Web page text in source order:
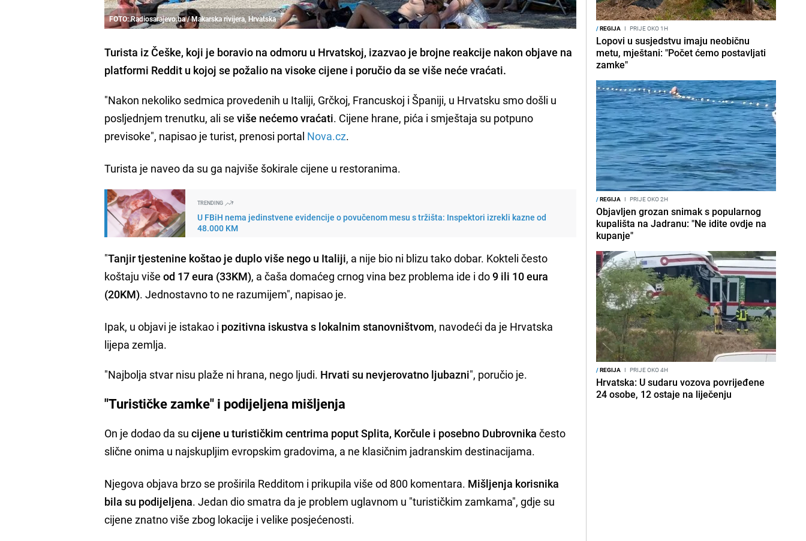
FOTO: Radiosarajevo.ba / Makarska rivijera, Hrvatska
Turista iz Češke, koji je boravio na odmoru u Hrvatskoj, izazvao je brojne reakcije nakon objave na
platformi Reddit u kojoj se požalio na visoke cijene i poručio da se više neće vraćati.
"Nakon nekoliko sedmica provedenih u Italiji, Grčkoj, Francuskoj i Španiji, u Hrvatsku smo došli u
posljednjem trenutku, ali se više nećemo vraćati. Cijene hrane, pića i smještaja su potpuno
previsoke", napisao je turist, prenosi portal Nova.cz.
Turista je naveo da su ga najviše šokirale cijene u restoranima.
TRENDING
U FBiH nema jedinstvene evidencije o povučenom mesu s tržišta: Inspektori izrekli kazne od
48.000 KM
"Tanjir tjestenine koštao je duplo više nego u Italiji, a nije bio ni blizu tako dobar. Kokteli često
koštaju višeod 17 eura (33KM), a čaša domaćeg crnog vina bez problema ide i do9 ili 10 eura
(20KM). Jednostavno to ne razumijem", napisao je.
Ipak, u objavi je istakao i pozitivna iskustva s lokalnim stanovništvom, navodeći da je Hrvatska
lijepa zemlja.
"Najbolja stvar nisu plaže ni hrana, nego ljudi. Hrvati su nevjerovatno ljubazni", poručio je.
"Turističke zamke" i podijeljena mišljenja
On je dodao da sucijene u turističkim centrima poput Splita, Korčule i posebno Dubrovnika često
slične onima u najskupljim evropskim gradovima, a ne klasičnim jadranskim destinacijama.
Njegova objava brzo se proširila Redditom i prikupila više od 800 komentara. Mišljenja korisnika
bila su podijeljena. Jedan dio smatra da je problem uglavnom u "turističkim zamkama", gdje su
cijene znatno više zbog lokacije i velike posjećenosti.
/REGIJA I PRIJE OKO 1H
Lopovi u susjedstvu imaju neobičnu
metu, mještani: "Počet ćemo postavljati
zamke"
/REGIJA I PRIJE OKO 2H
Objavljen grozan snimak s popularnog
kupališta na Jadranu: "Ne idite ovdje na
kupanje"
/REGIJA I PRIJE OKO 4H
Hrvatska: U sudaru vozova povrijeđene
24 osobe, 12 ostaje na liječenju